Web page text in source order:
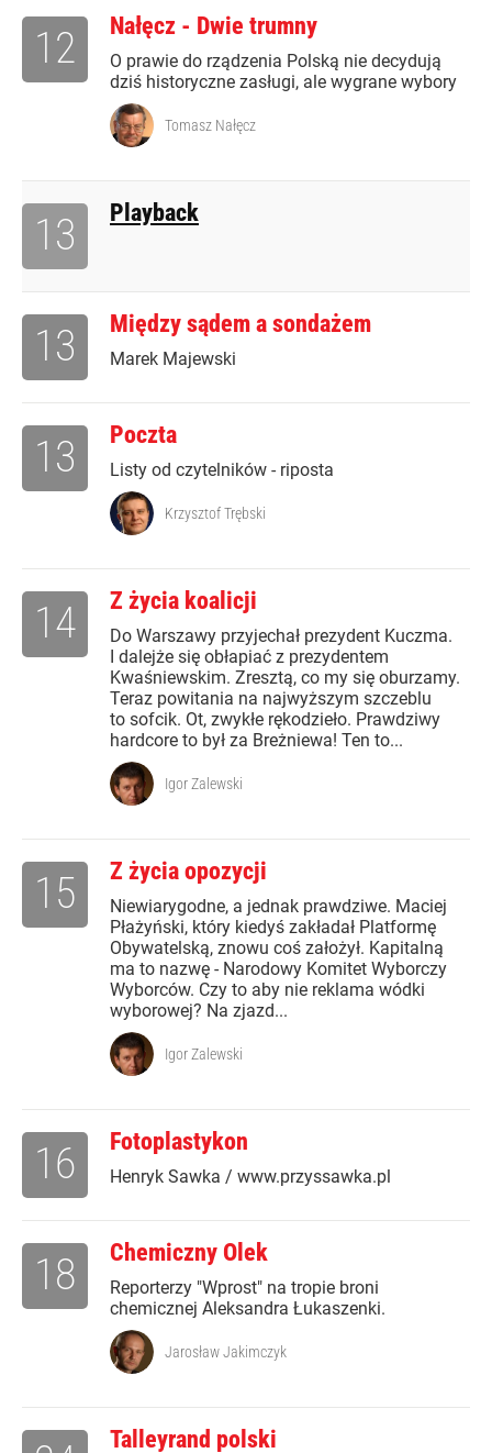
Nałęcz - Dwie trumny
O prawie do rządzenia Polską nie decydują
dziś historyczne zasługi, ale wygrane wybory
12
Tomasz Nałęcz
Playback
13
Między sądem a sondażem
Marek Majewski
13
Poczta
Listy od czytelników - riposta
13
Krzysztof Trębski
Z życia koalicji
Do Warszawy przyjechał prezydent Kuczma.
I dalejże się obłapiać z prezydentem
Kwaśniewskim. Zresztą, co my się oburzamy.
Teraz powitania na najwyższym szczeblu
to sofcik. Ot, zwykłe rękodzieło. Prawdziwy
hardcore to był za Breżniewa! Ten to...
14
Igor Zalewski
Z życia opozycji
Niewiarygodne, a jednak prawdziwe. Maciej
Płażyński, który kiedyś zakładał Platformę
Obywatelską, znowu coś założył. Kapitalną
ma to nazwę - Narodowy Komitet Wyborczy
Wyborców. Czy to aby nie reklama wódki
wyborowej? Na zjazd...
15
Igor Zalewski
Fotoplastykon
Henryk Sawka / www.przyssawka.pl
16
Chemiczny Olek
Reporterzy "Wprost" na tropie broni
chemicznej Aleksandra Łukaszenki.
18
Jarosław Jakimczyk
Talleyrand polski